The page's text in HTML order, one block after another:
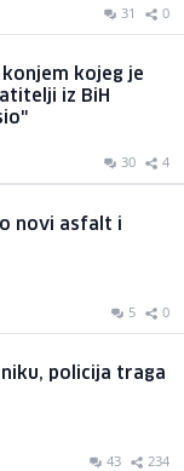
31 0
konjem kojeg je
iz BiH
30 4
novi asfalt i
5 0
policija traga
43 234